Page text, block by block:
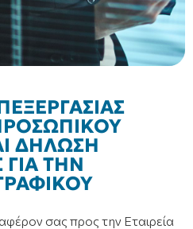
ΔΗΛΩΣΗ
ΤΗΝ
σας προς την Εταιρεία